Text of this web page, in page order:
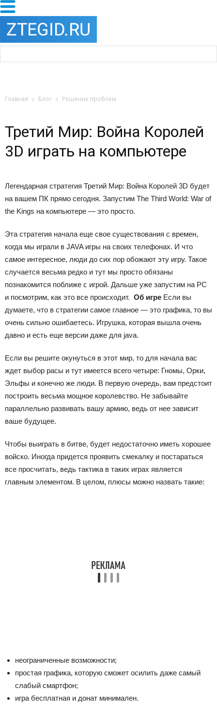
Главная Блог Решение проблем
Третий Мир: Война Королей
3D играть на компьютере
Легендарная стратегия Третий Мир: Война Королей 3D будет
на вашем ПК прямо сегодня. Запустим The Third World: War of
the Kings на компьютере — это просто.
Эта стратегия начала еще свое существования с времен,
когда мы играли в JAVA игры на своих телефонах. И что
самое интересное, люди до сих пор обожают эту игру. Такое
случается весьма редко и тут мы просто обязаны
познакомится поближе с игрой. Дальше уже запустим на PC
и посмотрим, как это все происходит. Об игре Если вы
думаете, что в стратегии самое главное — это графика, то вы
очень сильно ошибаетесь. Игрушка, которая вышла очень
давно и есть еще версии даже для java.
Если вы решите окунуться в этот мир, то для начала вас
ждет выбор расы и тут имеется всего четыре: Гномы, Орки,
Эльфы и конечно же люди. В первую очередь, вам предстоит
построить весьма мощное королевство. Не забывайте
параллельно развивать вашу армию, ведь от нее зависит
ваше будущее.
Чтобы выиграть в битве, будет недостаточно иметь хорошее
войско. Иногда придется проявить смекалку и постараться
все просчитать, ведь тактика в таких играх является
главным элементом. В целом, плюсы можно назвать такие:
неограниченные возможности;
простая графика, которую сможет осилить даже самый
слабый смартфон;
игра бесплатная и донат минимален.